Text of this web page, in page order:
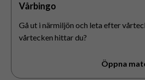
Vårbingo
Gå ut i närmiljön och leta efter
vårtecken hittar du?
Öppna